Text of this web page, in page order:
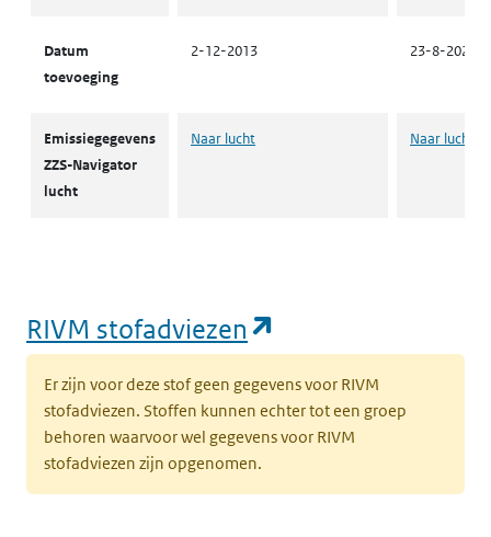
Datum
toevoeging
2-12-2013 23-8-2024
Emissiegegevens
ZZS-Navigator
lucht
Naar lucht Naar lucht
Zoeker
RIVM stofadviezen
Er zijn voor deze stof geen gegevens voor RIVM
stofadviezen. Stoffen kunnen echter tot een groep
behoren waarvoor wel gegevens voor RIVM
stofadviezen zijn opgenomen.